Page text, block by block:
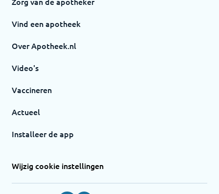
Vind een apotheek
Over Apotheek.nl
Video's
Vaccineren
Actueel
Installeer de app
Wijzig cookie instellingen